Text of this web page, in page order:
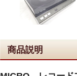
商品説明